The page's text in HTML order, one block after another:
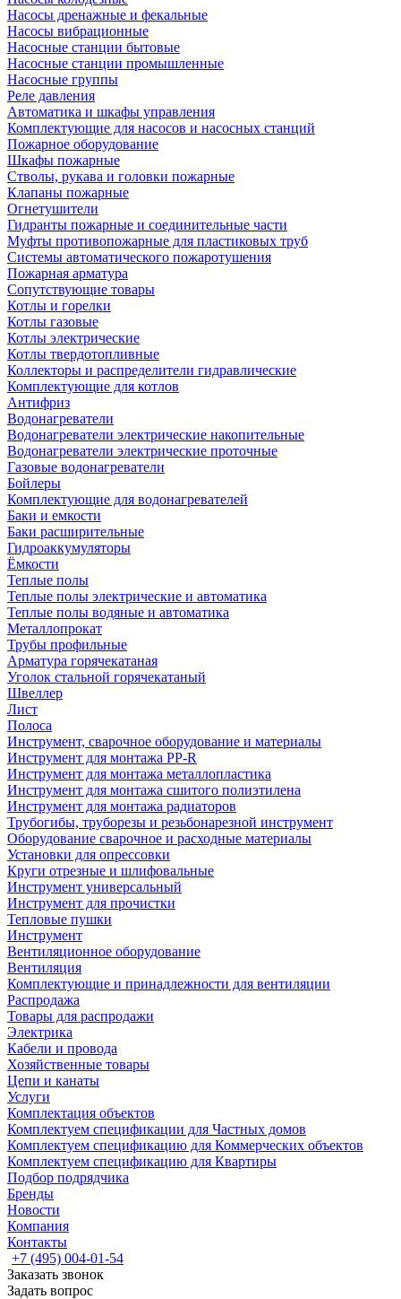
Насосы дренажные и фекальные
Насосы вибрационные
Насосные станции бытовые
Насосные станции промышленные
Насосные группы
Реле давления
Автоматика и шкафы управления
Комплектующие для насосов и насосных станций
Пожарное оборудование
Шкафы пожарные
Стволы, рукава и головки пожарные
Клапаны пожарные
Огнетушители
Гидранты пожарные и соединительные части
Муфты противопожарные для пластиковых труб
Системы автоматического пожаротушения
Пожарная арматура
Сопутствующие товары
Котлы и горелки
Котлы газовые
Котлы электрические
Котлы твердотопливные
Коллекторы и распределители гидравлические
Комплектующие для котлов
Антифриз
Водонагреватели
Водонагреватели электрические накопительные
Водонагреватели электрические проточные
Газовые водонагреватели
Бойлеры
Комплектующие для водонагревателей
Баки и емкости
Баки расширительные
Гидроаккумуляторы
Ёмкости
Теплые полы
Теплые полы электрические и автоматика
Теплые полы водяные и автоматика
Металлопрокат
Трубы профильные
Арматура горячекатаная
Уголок стальной горячекатаный
Швеллер
Лист
Полоса
Инструмент, сварочное оборудование и материалы
Инструмент для монтажа PP-R
Инструмент для монтажа металлопластика
Инструмент для монтажа сшитого полиэтилена
Инструмент для монтажа радиаторов
Трубогибы, труборезы и резьбонарезной инструмент
Оборудование сварочное и расходные материалы
Установки для опрессовки
Круги отрезные и шлифовальные
Инструмент универсальный
Инструмент для прочистки
Тепловые пушки
Инструмент
Вентиляционное оборудование
Вентиляция
Комплектующие и принадлежности для вентиляции
Распродажа
Товары для распродажи
Электрика
Кабели и провода
Хозяйственные товары
Цепи и канаты
Услуги
Комплектация объектов
Комплектуем спецификации для Частных домов
Комплектуем спецификацию для Коммерческих объектов
Комплектуем спецификацию для Квартиры
Подбор подрядчика
Бренды
Новости
Компания
Контакты
+7 (495) 004-01-54
Заказать звонок
Задать вопрос